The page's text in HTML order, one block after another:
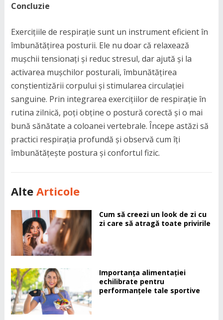
Concluzie
Exercițiile de respirație sunt un instrument eficient în
îmbunătățirea posturii. Ele nu doar că relaxează
mușchii tensionați și reduc stresul, dar ajută și la
activarea mușchilor posturali, îmbunătățirea
conștientizării corpului și stimularea circulației
sanguine. Prin integrarea exercițiilor de respirație în
rutina zilnică, poți obține o postură corectă și o mai
bună sănătate a coloanei vertebrale. Începe astăzi să
practici respirația profundă și observă cum îți
îmbunătățește postura și confortul fizic.
Alte Articole
Cum să creezi un look de zi cu
zi care să atragă toate privirile
Importanța alimentației
echilibrate pentru
performanțele tale sportive